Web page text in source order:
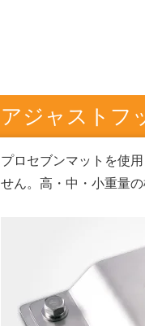
アジャストフ
プロセブンマットを使
せん。高・中・小重量